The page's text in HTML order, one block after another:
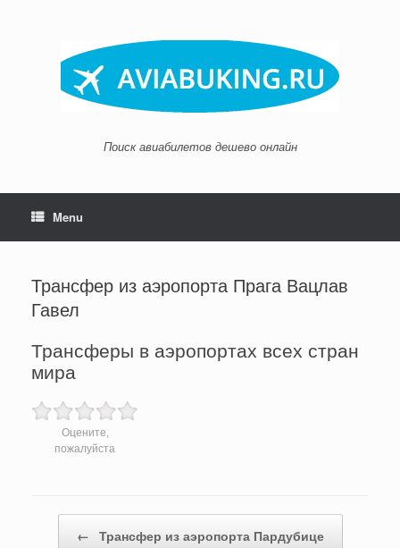
Поиск авиабилетов дешево онлайн
Menu
Трансфер из аэропорта Прага Вацлав
Гавел
Трансферы в аэропортах всех стран
мира
Оцените,
пожалуйста
Post navigation
← Трансфер из аэропорта Пардубице